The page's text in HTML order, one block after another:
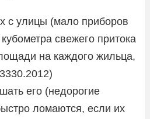
с улицы (мало приборов
свежего притока
на каждого жильца,
его (недорогие
ломаются, если их